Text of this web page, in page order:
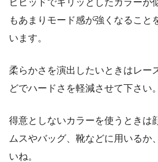
もあまりモード感が強くなること
います。
柔らかさを演出したいときはレー
どでハードさを軽減させて下さい。
得意としないカラーを使うときは
ムスやバッグ、靴などに用いるか
いね。